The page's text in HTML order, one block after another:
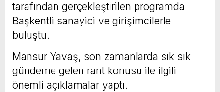
tarafından gerçekleştirilen programda
Başkentli sanayici ve girişimcilerle
buluştu.
Mansur Yavaş, son zamanlarda sık sık
gündeme gelen rant konusu ile ilgili
önemli açıklamalar yaptı.